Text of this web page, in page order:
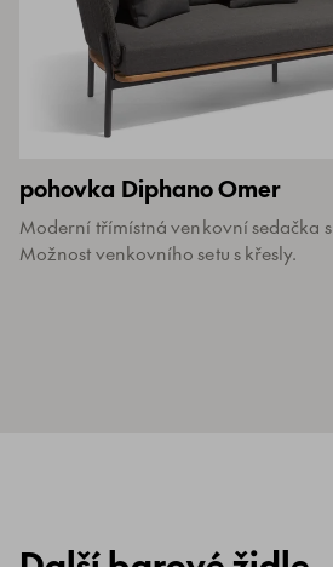
pohovka Diphano Omer
Moderní třímístná venkovní sedačka
Možnost venkovního setu s křesly.